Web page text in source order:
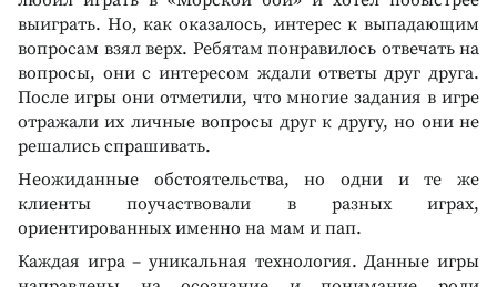
выиграть. Но, как оказалось, интерес к выпадающим
вопросам взял верх. Ребятам понравилось отвечать на
вопросы, они с интересом ждали ответы друг друга.
После игры они отметили, что многие задания в игре
отражали их личные вопросы друг к другу, но они не
решались спрашивать.
Неожиданные обстоятельства, но одни и те же
клиенты поучаствовали в разных играх,
ориентированных именно на мам и пап.
Каждая игра – уникальная технология. Данные игры